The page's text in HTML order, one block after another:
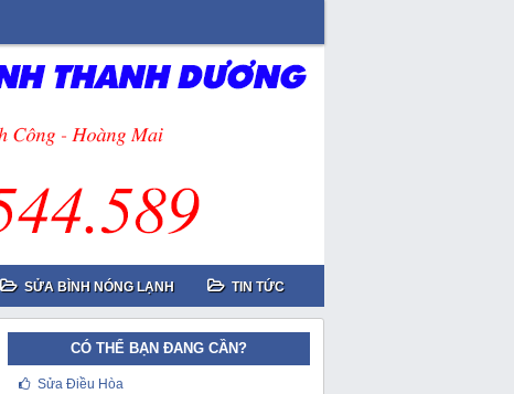
SỬA BÌNH NÓNG LẠNH TIN TỨC
CÓ THỂ BẠN ĐANG CẦN?
Sửa Điều Hòa